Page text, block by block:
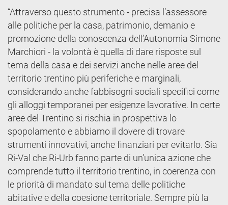
“Attraverso questo strumento - precisa l’assessore
alle politiche per la casa, patrimonio, demanio e
promozione della conoscenza dell’Autonomia Simone
Marchiori - la volontà è quella di dare risposte sul
tema della casa e dei servizi anche nelle aree del
territorio trentino più periferiche e marginali,
considerando anche fabbisogni sociali specifici come
gli alloggi temporanei per esigenze lavorative. In certe
aree del Trentino si rischia in prospettiva lo
spopolamento e abbiamo il dovere di trovare
strumenti innovativi, anche finanziari per evitarlo. Sia
Ri-Val che Ri-Urb fanno parte di un’unica azione che
comprende tutto il territorio trentino, in coerenza con
le priorità di mandato sul tema delle politiche
abitative e della coesione territoriale. Sempre più la